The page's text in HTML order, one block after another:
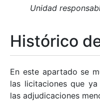
Mostrar/Ocultar
Mostrar/Ocultar
Unidad
Histórico
En este apartado se
las licitaciones que
las adjudicaciones